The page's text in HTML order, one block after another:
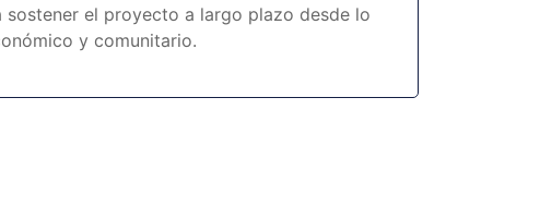
el proyecto a largo plazo desde lo
y comunitario.